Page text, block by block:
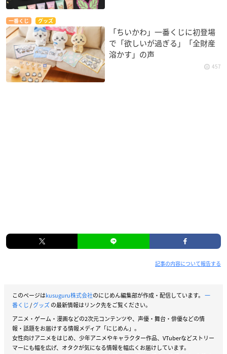
一番くじ グッズ
「ちいかわ」一番くじに初登場
で「欲しいが過ぎる」「全財産
溶かす」の声
457
記事の内容について報告する
このページはkusuguru株式会社のにじめん編集部が作成・配信しています。 一
番くじ/グッズの最新情報はリンク先をご覧ください。
アニメ・ゲーム・漫画などの2次元コンテンツや、声優・舞台・俳優などの情
報・話題をお届けする情報メディア「にじめん」。
女性向けアニメをはじめ、少年アニメやキャラクター作品、VTuberなどストリー
マーにも幅を広げ、オタクが気になる情報を幅広くお届けしています。